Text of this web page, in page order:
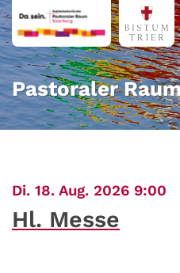
Zum Inhalt springen
Pastoraler
Di. 18. Aug. 2026 9:00
Hl. Messe